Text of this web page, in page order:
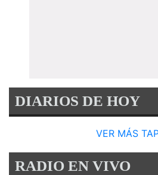
DIARIOS DE HOY
VER MÁS
RADIO EN VIVO